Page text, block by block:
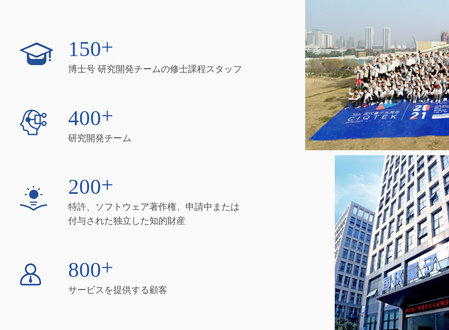
150+
博士号 研究開発チームの修士課程スタッフ
400+
研究開発チーム
200+
特許、ソフトウェア著作権、申請中または
付与された独立した知的財産
800+
サービスを提供する顧客